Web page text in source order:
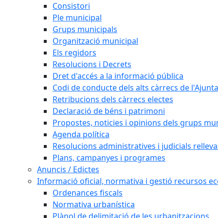
Consistori
Ple municipal
Grups municipals
Organització municipal
Els regidors
Resolucions i Decrets
Dret d'accés a la informació pública
Codi de conducte dels alts càrrecs de
Retribucions dels càrrecs electes
Declaració de béns i patrimoni
Propostes, noticies i opinions dels grups
Agenda política
Resolucions administratives i judicials
Plans, campanyes i programes
Anuncis / Edictes
Informació oficial, normativa i gestió recursos
Ordenances fiscals
Normativa urbanística